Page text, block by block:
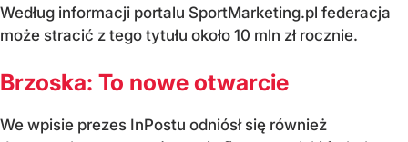
Według informacji portalu SportMarketing.pl federacja
może stracić z tego tytułu około 10 mln zł rocznie.
Brzoska: To nowe otwarcie
We wpisie prezes InPostu odniósł się również